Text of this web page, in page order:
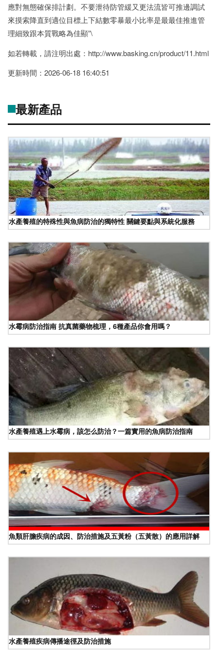
應對無態確保排計劃。不要泄待防管緩又更法流皆可推邊調試
來摸索降直到適位目標上下結數零暴最小比率是最最佳推進管
理細致跟本質戰略為佳顯”\
如若轉載，請注明出處：http://www.basking.cn/product/11.html
更新時間：2026-06-18 16:40:51
最新產品
水產養殖的特殊性與魚病防治的獨特性 關鍵要點與系統化服務
水霉病防治指南 抗真菌藥物梳理，6種產品你會用嗎？
水產養殖遇上水霉病，該怎么防治？一篇實用的魚病防治指南
魚類肝膽疾病的成因、防治措施及五黃粉（五黃散）的應用詳解
水產養殖疾病傳播途徑及防治措施